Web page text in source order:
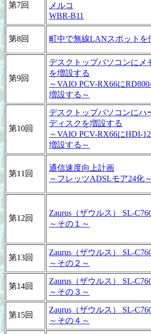
第7回
メルコ
WBR-B11
第8回 町中で無線LANスポットを
第9回
デスクトップパソコンにメ
を増設する
～VAIO PCV-RX66に
増設する～
第10回
デスクトップパソコンにハ
ディスクを増設する
～VAIO PCV-RX66にHDI-
増設する～
第11回
通信速度向上計画
～フレッツADSLモア24化～
第12回
Zaurus（ザウルス） SL-
～その１～
第13回
Zaurus（ザウルス） SL-
～その２～
第14回
Zaurus（ザウルス） SL-
～その３～
第15回
Zaurus（ザウルス） SL-
～その４～